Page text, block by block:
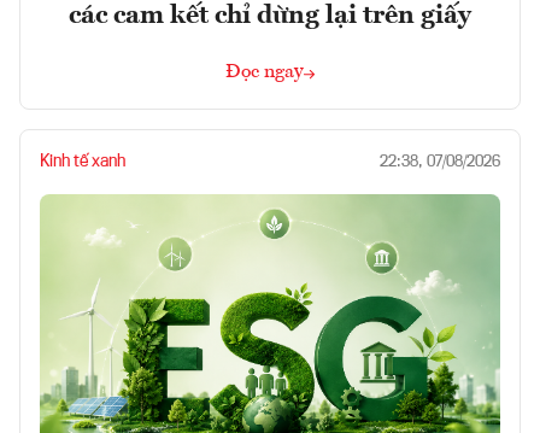
các cam kết chỉ dừng lại trên giấy
Đọc ngay
Kinh tế xanh 22:38, 07/08/2026